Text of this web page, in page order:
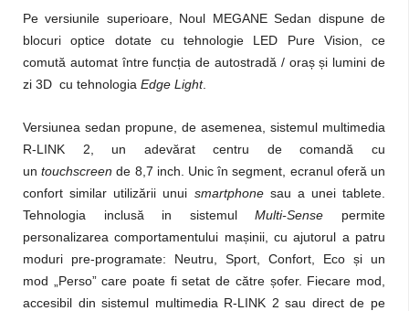
Pe versiunile superioare, Noul MEGANE Sedan dispune de
blocuri optice dotate cu tehnologie LED Pure Vision, ce
comută automat între funcția de autostradă / oraș și lumini de
zi 3D cu tehnologia Edge Light.
Versiunea sedan propune, de asemenea, sistemul multimedia
R-LINK 2, un adevărat centru de comandă cu
untouchscreen de 8,7 inch. Unic în segment, ecranul oferă un
confort similar utilizării unui smartphonesau a unei tablete.
Tehnologia inclusă in sistemulMulti-Sense permite
personalizarea comportamentului mașinii, cu ajutorul a patru
moduri pre-programate: Neutru, Sport, Confort, Eco și un
mod „Perso” care poate fi setat de către șofer. Fiecare mod,
accesibil din sistemul multimedia R-LINK 2 sau direct de pe